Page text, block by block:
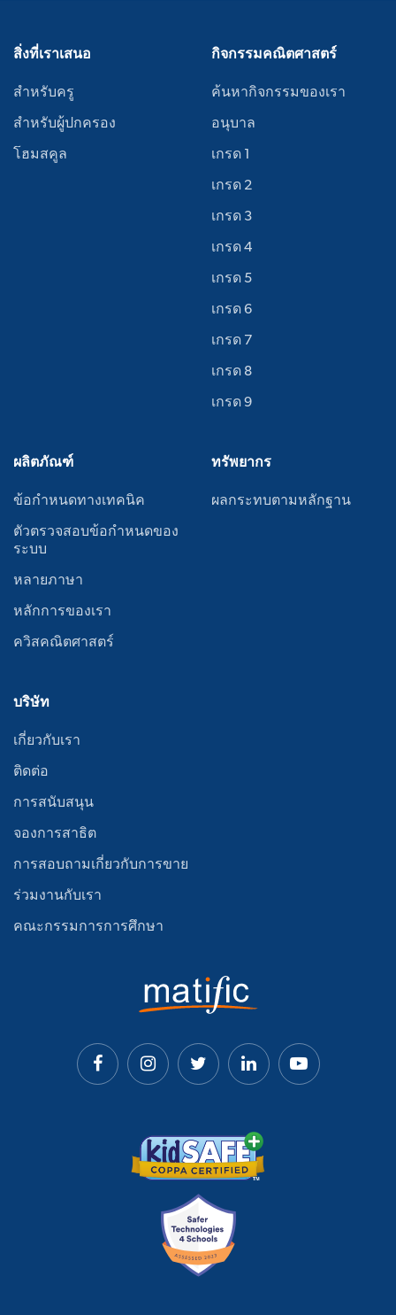
สิ่งที่เราเสนอ
สำหรับครู
สำหรับผู้ปกครอง
โฮมสคูล
กิจกรรมคณิตศาสตร์
ค้นหากิจกรรมของเรา
อนุบาล
เกรด 1
เกรด 2
เกรด 3
เกรด 4
เกรด 5
เกรด 6
เกรด 7
เกรด 8
เกรด 9
ผลิตภัณฑ์
ข้อกำหนดทางเทคนิค
ตัวตรวจสอบข้อกำหนดของ
ระบบ
หลายภาษา
หลักการของเรา
ควิสคณิตศาสตร์
ทรัพยากร
ผลกระทบตามหลักฐาน
บริษัท
เกี่ยวกับเรา
ติดต่อ
การสนับสนุน
จองการสาธิต
การสอบถามเกี่ยวกับการขาย
ร่วมงานกับเรา
คณะกรรมการการศึกษา